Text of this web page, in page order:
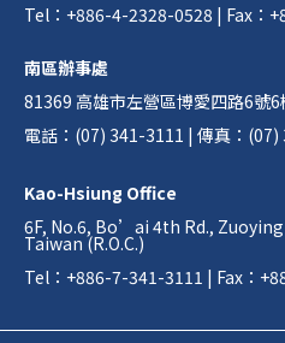
Tel：+886-4-2328-0528 | Fax：
南區辦事處
81369 高雄市左營區博愛四路6號6
電話：(07) 341-3111 | 傳真：(07)
Kao-Hsiung Office
6F, No.6, Bo’ai 4th Rd.,
Taiwan (R.O.C.)
Tel：+886-7-341-3111 | Fax：